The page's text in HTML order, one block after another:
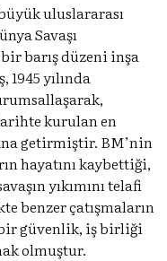
uluslararası
Savaşı
barış düzeni inşa
1945 yılında
kurulan en
getirmiştir. BM’nin
hayatını kaybettiği,
yıkımını telafi
benzer çatışmaların
güvenlik, iş birliği
olmuştur.